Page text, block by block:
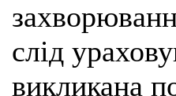
слід
викликана